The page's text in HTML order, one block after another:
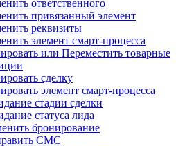
ответственного
привязанный элемент
реквизиты
элемент смарт-процесса
или Переместить товарные
сделку
элемент смарт-процесса
стадии сделки
статуса лида
бронирование
СМС